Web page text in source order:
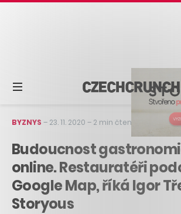
BYZNYS – 23. 11. 2020 – 2 min čtení
Budoucnost
online. Restauratéři
Google Map, říká Igor
Storyous